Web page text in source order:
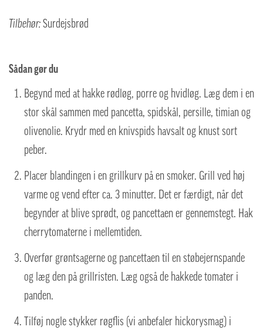
Tilbehør:Surdejsbrød
Sådan gør du
Begynd med at hakke rødløg, porre og hvidløg. Læg dem i en
stor skål sammen med pancetta, spidskål, persille, timian og
olivenolie. Krydr med en knivspids havsalt og knust sort
peber.
Placer blandingen i en grillkurv på en smoker. Grill ved høj
varme og vend efter ca. 3 minutter. Det er færdigt, når det
begynder at blive sprødt, og pancettaen er gennemstegt. Hak
cherrytomaterne i mellemtiden.
Overfør grøntsagerne og pancettaen til en støbejernspande
og læg den på grillristen. Læg også de hakkede tomater i
panden.
Tilføj nogle stykker røgflis (vi anbefaler hickorysmag) i